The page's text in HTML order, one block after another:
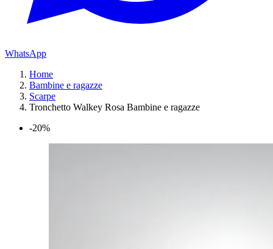
WhatsApp
Home
Bambine e ragazze
Scarpe
Tronchetto Walkey Rosa Bambine e ragazze
-20%